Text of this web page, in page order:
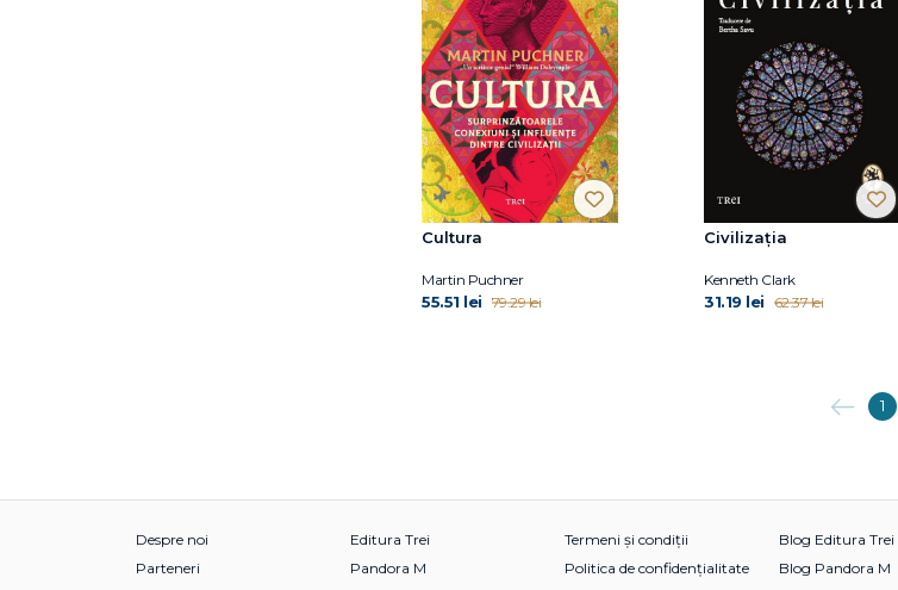
Cultura
Martin Puchner
55.51 lei 79.29 lei
Civilizația
Kenneth Clark
31.19 lei 62.37 lei
Anterioara
1
Despre noi
Parteneri
Editura Trei
Pandora M
Termeni și condiții
Politica de confidențialitate
Blog Editura Trei
Blog Pandora M